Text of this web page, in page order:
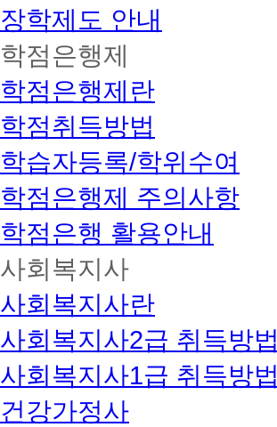
장학제도 안내
학점은행제
학점은행제란
학점취득방법
학습자등록/학위수여
학점은행제 주의사항
학점은행 활용안내
사회복지사
사회복지사란
사회복지사2급 취득방법
사회복지사1급 취득방법
건강가정사